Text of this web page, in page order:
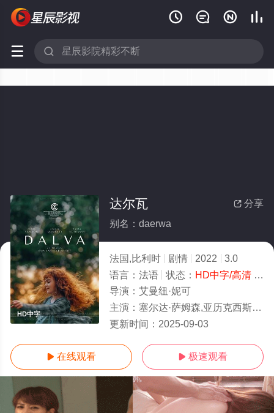
   
 
HD中字
 分享
达尔瓦
别名：daerwa
法国,比利时 剧情 2022
3.0
语言： 法语 状态： HD中字/高清- 免费在线观看
导演： 艾曼纽·妮可
主演： 塞尔达·萨姆森,亚历克西斯·曼蒂,范塔·圭拉斯,玛丽·德纳尔诺,让-路易·库洛奇,桑德利娜·布兰琪,玛雅·桑多兹
更新时间： 2025-09-03
 在线观看  极速观看